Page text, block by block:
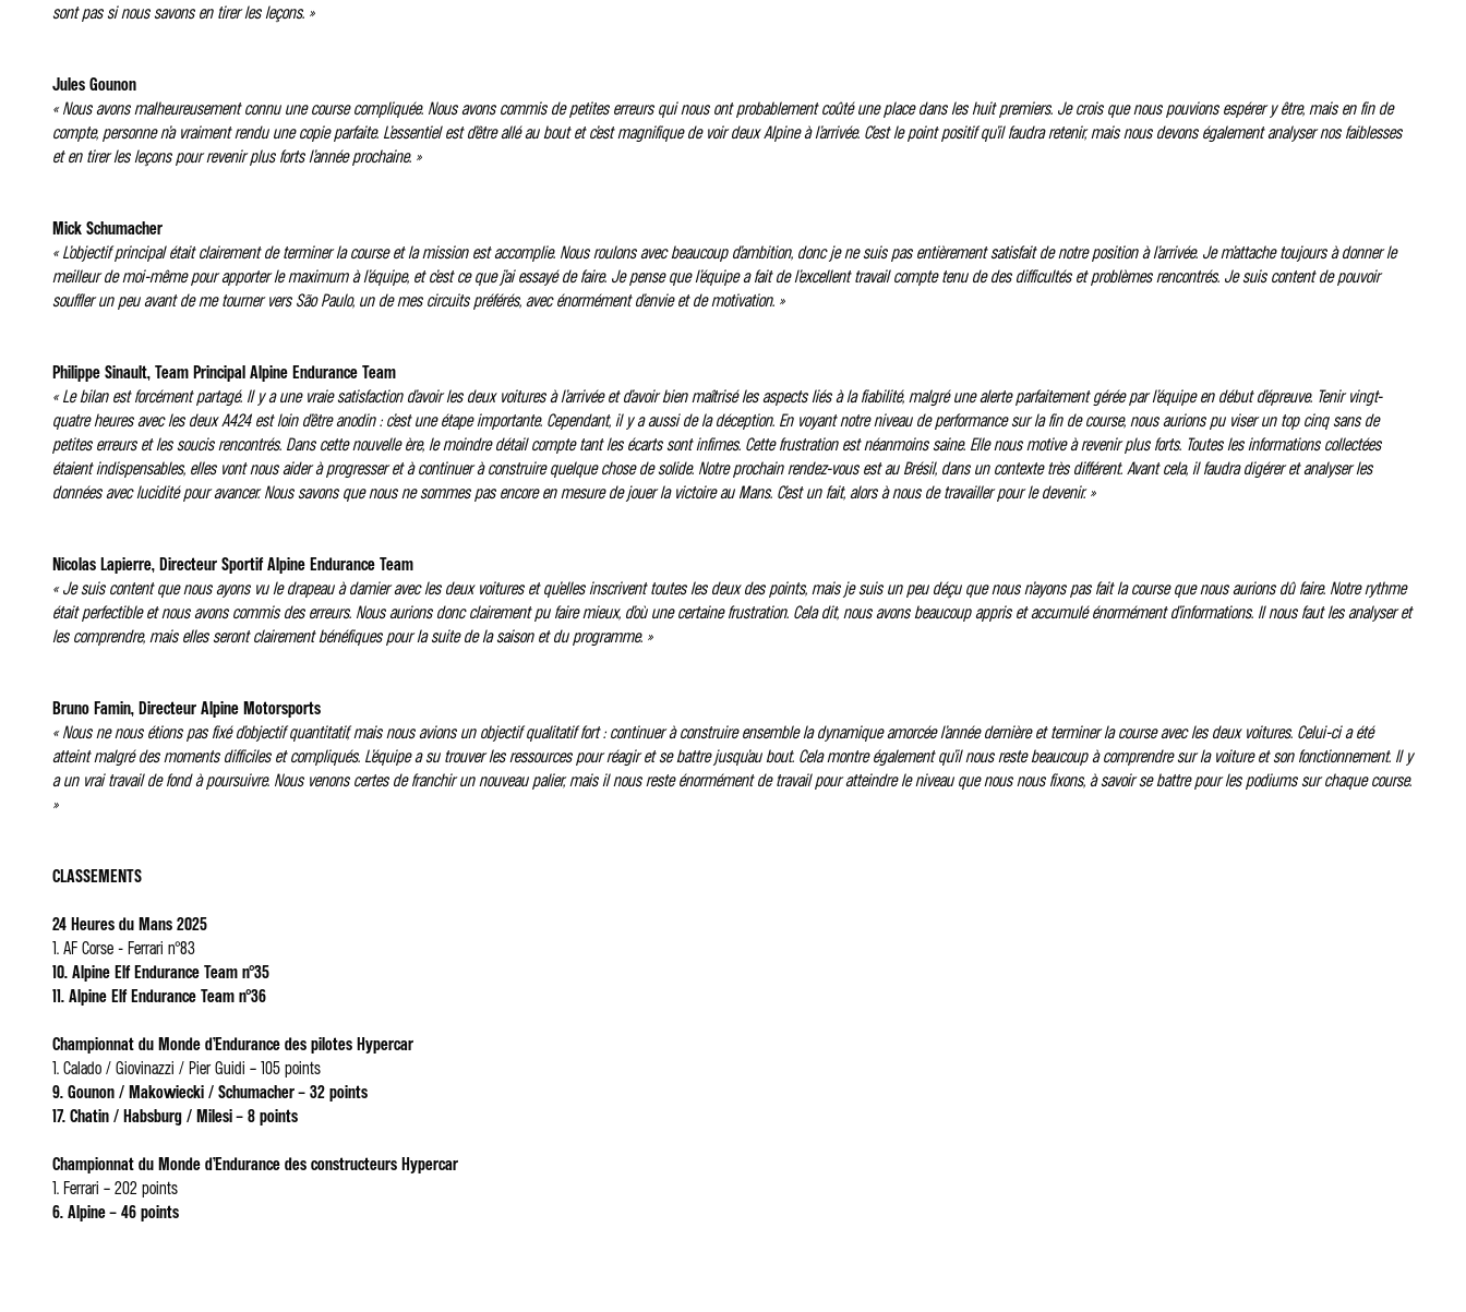
sont pas si nous savons en tirer les leçons. »
Jules Gounon
« Nous avons malheureusement connu une course compliquée. Nous avons commis de petites erreurs qui nous ont probablement coûté une place dans les huit premiers. Je crois que nous pouvions espérer y être, mais en fin de
compte, personne n’a vraiment rendu une copie parfaite. L’essentiel est d’être allé au bout et c’est magnifique de voir deux Alpine à l’arrivée. C’est le point positif qu’il faudra retenir, mais nous devons également analyser nos faiblesses
et en tirer les leçons pour revenir plus forts l’année prochaine. »
Mick Schumacher
« L’objectif principal était clairement de terminer la course et la mission est accomplie. Nous roulons avec beaucoup d’ambition, donc je ne suis pas entièrement satisfait de notre position à l’arrivée. Je m’attache toujours à donner le
meilleur de moi-même pour apporter le maximum à l’équipe, et c’est ce que j’ai essayé de faire. Je pense que l’équipe a fait de l’excellent travail compte tenu de des difficultés et problèmes rencontrés. Je suis content de pouvoir
souffler un peu avant de me tourner vers São Paulo, un de mes circuits préférés, avec énormément d’envie et de motivation. »
Philippe Sinault, Team Principal Alpine Endurance Team
« Le bilan est forcément partagé. Il y a une vraie satisfaction d’avoir les deux voitures à l’arrivée et d’avoir bien maîtrisé les aspects liés à la fiabilité, malgré une alerte parfaitement gérée par l’équipe en début d’épreuve. Tenir vingt-
quatre heures avec les deux A424 est loin d’être anodin : c’est une étape importante. Cependant, il y a aussi de la déception. En voyant notre niveau de performance sur la fin de course, nous aurions pu viser un top cinq sans de
petites erreurs et les soucis rencontrés. Dans cette nouvelle ère, le moindre détail compte tant les écarts sont infimes. Cette frustration est néanmoins saine. Elle nous motive à revenir plus forts. Toutes les informations collectées
étaient indispensables, elles vont nous aider à progresser et à continuer à construire quelque chose de solide. Notre prochain rendez-vous est au Brésil, dans un contexte très différent. Avant cela, il faudra digérer et analyser les
données avec lucidité pour avancer. Nous savons que nous ne sommes pas encore en mesure de jouer la victoire au Mans. C’est un fait, alors à nous de travailler pour le devenir. »
Nicolas Lapierre, Directeur Sportif Alpine Endurance Team
« Je suis content que nous ayons vu le drapeau à damier avec les deux voitures et qu’elles inscrivent toutes les deux des points, mais je suis un peu déçu que nous n’ayons pas fait la course que nous aurions dû faire. Notre rythme
était perfectible et nous avons commis des erreurs. Nous aurions donc clairement pu faire mieux, d’où une certaine frustration. Cela dit, nous avons beaucoup appris et accumulé énormément d’informations. Il nous faut les analyser et
les comprendre, mais elles seront clairement bénéfiques pour la suite de la saison et du programme. »
Bruno Famin, Directeur Alpine Motorsports
« Nous ne nous étions pas fixé d’objectif quantitatif, mais nous avions un objectif qualitatif fort : continuer à construire ensemble la dynamique amorcée l’année dernière et terminer la course avec les deux voitures. Celui-ci a été
atteint malgré des moments difficiles et compliqués. L’équipe a su trouver les ressources pour réagir et se battre jusqu’au bout. Cela montre également qu’il nous reste beaucoup à comprendre sur la voiture et son fonctionnement. Il y
a un vrai travail de fond à poursuivre. Nous venons certes de franchir un nouveau palier, mais il nous reste énormément de travail pour atteindre le niveau que nous nous fixons, à savoir se battre pour les podiums sur chaque course.
»
CLASSEMENTS
24 Heures du Mans 2025
1. AF Corse - Ferrari n°83
10. Alpine Elf Endurance Team n°35
11. Alpine Elf Endurance Team n°36
Championnat du Monde d’Endurance des pilotes Hypercar
1. Calado / Giovinazzi / Pier Guidi – 105 points
9. Gounon / Makowiecki / Schumacher – 32 points
17. Chatin / Habsburg / Milesi – 8 points
Championnat du Monde d’Endurance des constructeurs Hypercar
1. Ferrari – 202 points
6. Alpine – 46 points